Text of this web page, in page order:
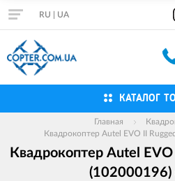
RU UA
КАТАЛОГ
Главная
Квадрокоптер Autel EVO II
Квадрокоптер Autel
(102000196)